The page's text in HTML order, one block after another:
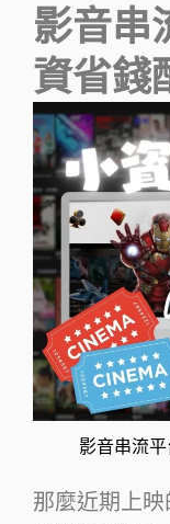
影音串
資省錢
影音串流
那麼近期上